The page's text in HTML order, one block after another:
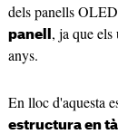
dels panells
panell , ja que
anys.
En lloc d'aquesta
estructura en